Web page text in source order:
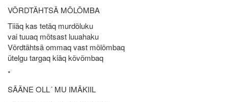
VÕRDTÄHTSÄ MÕLÕMBA
Tiiäq kas tetäq murdõluku
vai tuuaq mõtsast luuahaku
Võrdtähtsä ommaq vast mõlõmbaq
ütelgu targaq kiäq kõvõmbaq
*
SÄÄNE OLL´ MU IMÄKIIL